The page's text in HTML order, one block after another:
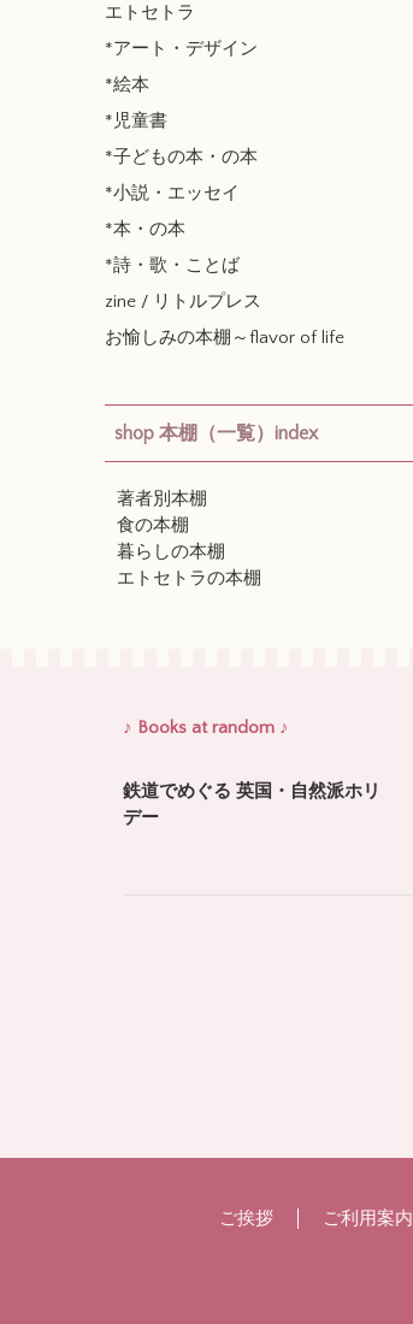
エトセトラ
*アート・デザイン
*絵本
*児童書
*子どもの本・の本
*小説・エッセイ
*本・の本
*詩・歌・ことば
zine / リトルプレス
お愉しみの本棚～flavor of life
shop 本棚（一覧）index
著者別本棚
食の本棚
暮らしの本棚
エトセトラの本棚
♪ Books at random ♪
鉄道でめぐる 英国・自然派ホリ
デー
ご挨拶 ご利用案内